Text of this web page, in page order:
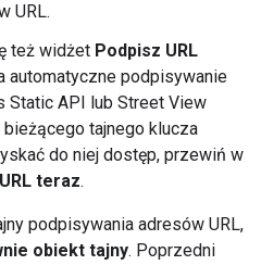
URL.
też widżet Podpisz URL
automatyczne podpisywanie
Static API lub Street View
tajnego klucza
do niej dostęp, przewiń w
teraz.
podpisywania adresów URL,
obiekt tajny. Poprzedni